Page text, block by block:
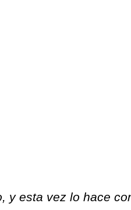
y esta vez lo hace